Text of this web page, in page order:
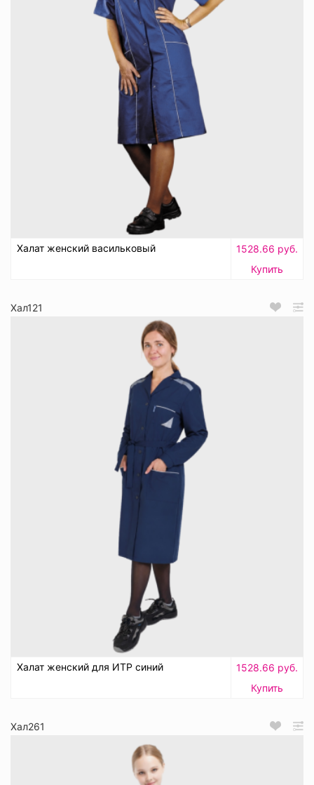
Халат женский васильковый
1528.66 руб.
Купить
Хал121
Халат женский для ИТР синий
1528.66 руб.
Купить
Хал261